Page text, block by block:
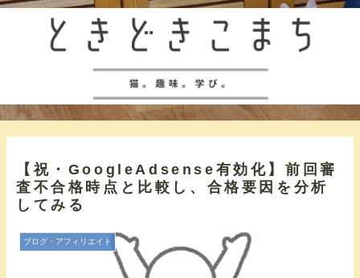
【祝・GoogleAdsense有効化】前回審
査不合格時点と比較し、合格要因を分析
してみる
ブログ・アフィリエイト